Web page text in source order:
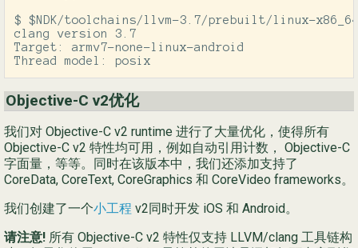
$ $NDK/toolchains/llvm-3.7/prebuilt/linux-
clang version 3.7
Target: armv7-none-linux-android
Thread model: posix
Objective-C v2优化
我们对 Objective-C v2 runtime 进行了大量优化，使得所有
Objective-C v2 特性均可用，例如自动引用计数， Objective-C
字面量，等等。同时在该版本中，我们还添加支持了
CoreData, CoreText, CoreGraphics 和 CoreVideo frameworks。
我们创建了一个小工程 v2同时开发 iOS 和 Android。
请注意! 所有 Objective-C v2 特性仅支持 LLVM/clang 工具链构